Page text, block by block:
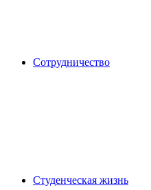
Сотрудничество
Студенческая жизнь